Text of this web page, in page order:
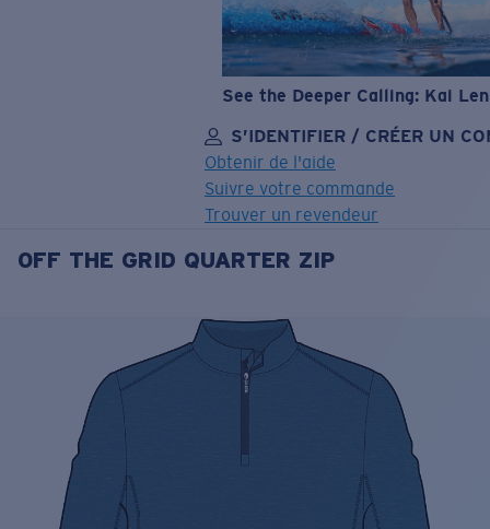
See the Deeper Calling: Kai
S’IDENTIFIER / CRÉER UN
Obtenir de l'aide
Suivre votre commande
Trouver un revendeur
OBJECTIF MIS À JOURAJOUTÉ AU PANIER!
Quantité:
Quantité:
OFF THE GRID QUARTER ZIP